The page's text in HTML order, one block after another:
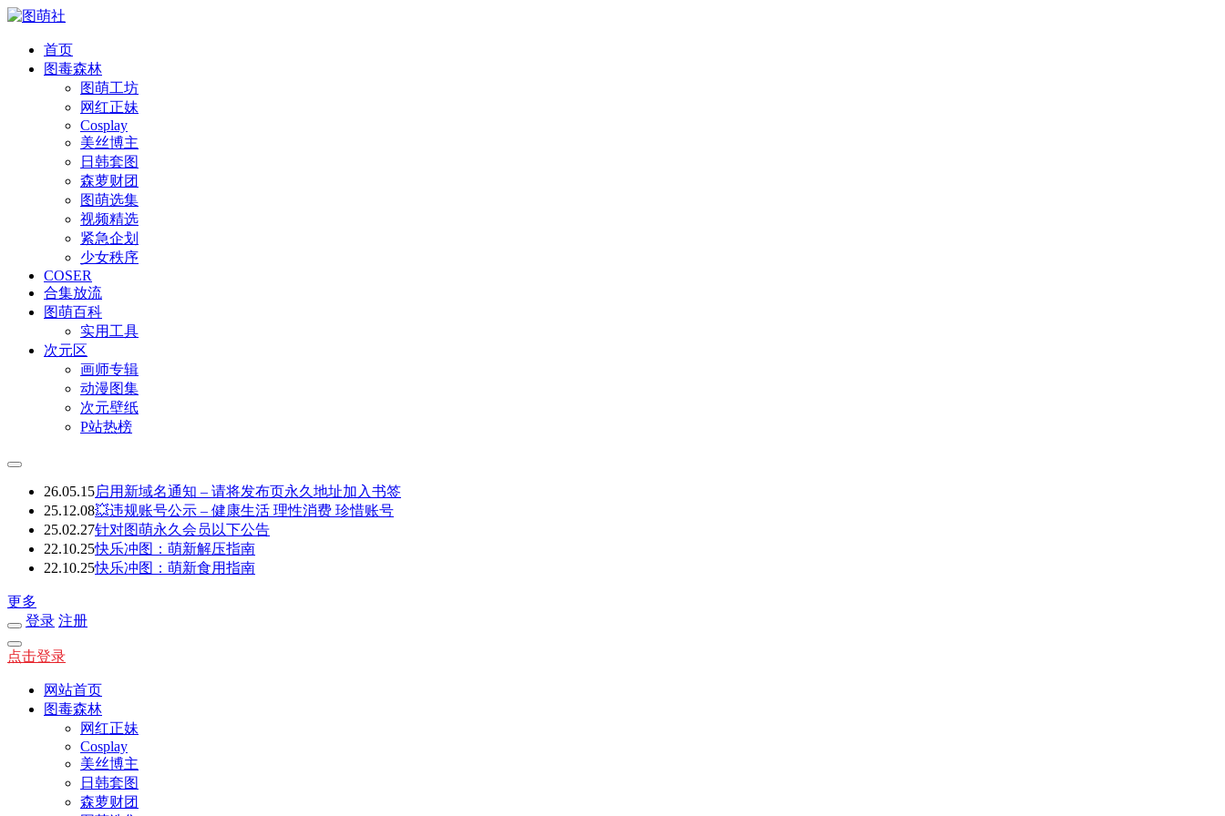
首页
图毒森林
图萌工坊
网红正妹
Cosplay
美丝博主
日韩套图
森萝财团
图萌选集
视频精选
紧急企划
少女秩序
COSER
合集放流
图萌百科
实用工具
次元区
画师专辑
动漫图集
次元壁纸
P站热榜
26.05.15启用新域名通知 – 请将发布页永久地址加入书签
25.12.08💥违规账号公示 – 健康生活 理性消费 珍惜账号
25.02.27针对图萌永久会员以下公告
22.10.25快乐冲图：萌新解压指南
22.10.25快乐冲图：萌新食用指南
更多
登录 注册
点击登录
网站首页
图毒森林
网红正妹
Cosplay
美丝博主
日韩套图
森萝财团